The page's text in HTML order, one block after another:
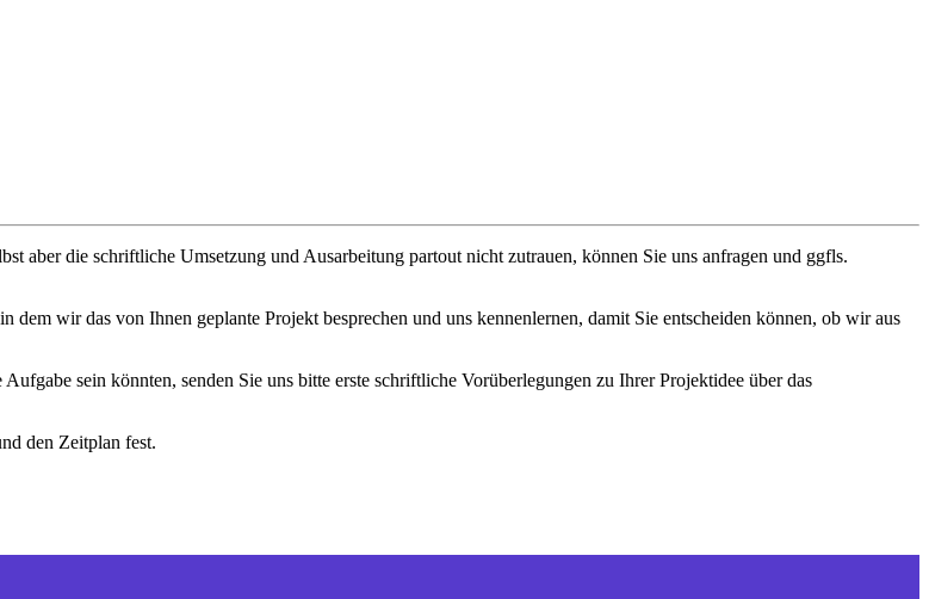
aber die schriftliche Umsetzung und Ausarbeitung partout nicht zutrauen, können Sie uns anfragen und ggfls.
wir das von Ihnen geplante Projekt besprechen und uns kennenlernen, damit Sie entscheiden können, ob wir aus
sein könnten, senden Sie uns bitte erste schriftliche Vorüberlegungen zu Ihrer Projektidee über das
den Zeitplan fest.